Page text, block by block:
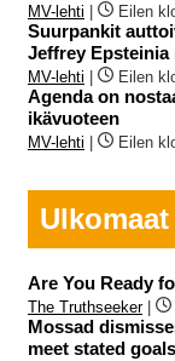
MV-lehti Eilen
Suurpankit
Jeffrey
MV-lehti Eilen
Agenda on
ikävuoteen
MV-lehti Eilen
Ulkomaat
Are You Ready
The Truthseeker|
Mossad
meet stated goals